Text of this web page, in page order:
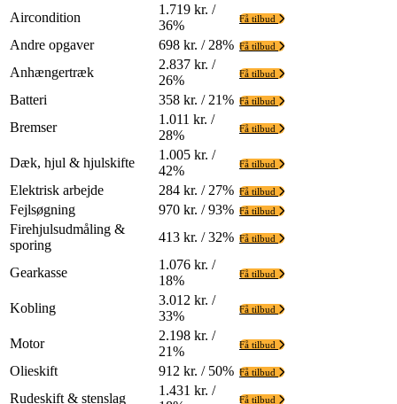
Aircondition
1.719 kr. /
36%
Få tilbud
Andre opgaver 698 kr. / 28% Få tilbud
Anhængertræk
2.837 kr. /
26%
Få tilbud
Batteri 358 kr. / 21% Få tilbud
Bremser
1.011 kr. /
28%
Få tilbud
Dæk, hjul & hjulskifte
1.005 kr. /
42%
Få tilbud
Elektrisk arbejde 284 kr. / 27% Få tilbud
Fejlsøgning 970 kr. / 93% Få tilbud
Firehjulsudmåling &
sporing
413 kr. / 32% Få tilbud
Gearkasse
1.076 kr. /
18%
Få tilbud
Kobling
3.012 kr. /
33%
Få tilbud
Motor
2.198 kr. /
21%
Få tilbud
Olieskift 912 kr. / 50% Få tilbud
Rudeskift & stenslag
1.431 kr. /
Få tilbud